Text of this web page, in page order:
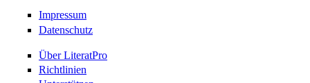
Impressum
Datenschutz
Über LiteratPro
Richtlinien